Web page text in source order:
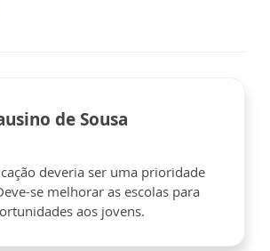
de Sousa
deveria ser uma prioridade
se melhorar as escolas para
aos jovens.